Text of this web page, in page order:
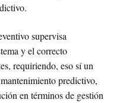
supervisa
y el correcto
requiriendo, eso sí un
predictivo,
en términos de gestión